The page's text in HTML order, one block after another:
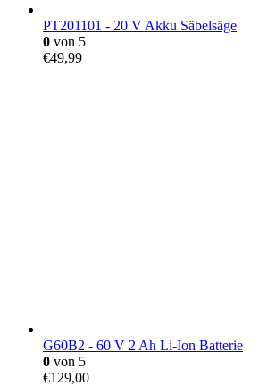
PT201101 - 20 V Akku Säbelsäge
0 von 5
€49,99
G60B2 - 60 V 2 Ah Li-Ion Batterie
0 von 5
€129,00